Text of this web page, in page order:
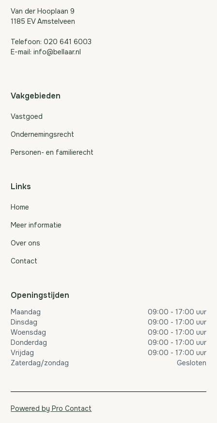
Van der Hooplaan 9
1185 EV Amstelveen
Telefoon:020 641 6003
E-mail:info@bellaar.nl
Vakgebieden
Vastgoed
Ondernemingsrecht
Personen- en familierecht
Links
Home
Meer informatie
Over ons
Contact
Openingstijden
Maandag
09:00 - 17:00 uur
Dinsdag
09:00 - 17:00 uur
Woensdag
09:00 - 17:00 uur
Donderdag
09:00 - 17:00 uur
Vrijdag
09:00 - 17:00 uur
Zaterdag/zondag
Gesloten
Powered by Pro Contact